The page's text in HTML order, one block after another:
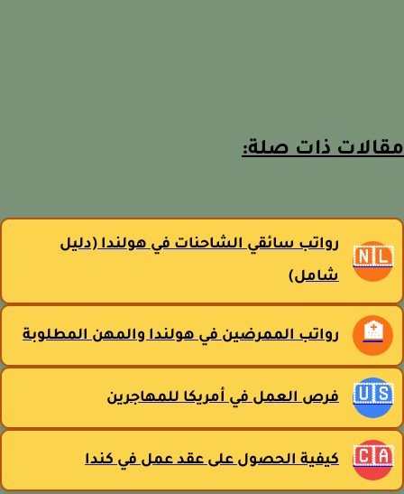
ذات صلة:
رواتب سائقي الشاحنات في هولندا (دليل
شامل)
🏥 رواتب الممرضين في هولندا والمهن المطلوبة
فرص العمل في أمريكا للمهاجرين
كيفية الحصول على عقد عمل في كندا